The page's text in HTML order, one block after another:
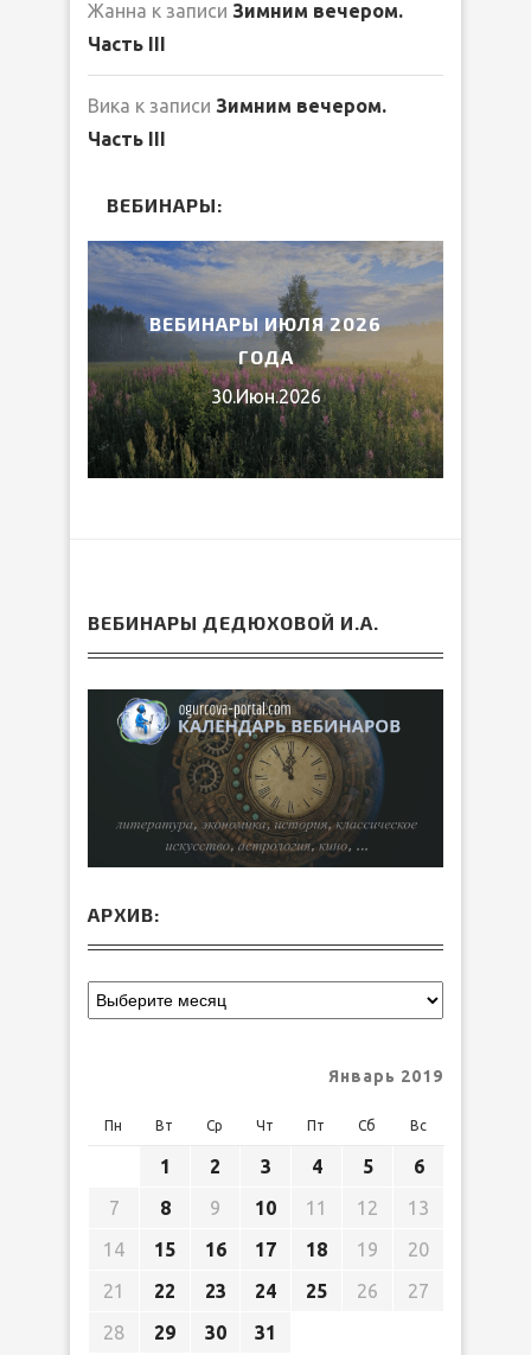
Жанна к записи Зимним вечером.
Часть III
Вика к записи Зимним вечером.
Часть III
ВЕБИНАРЫ:
ВЕБИНАРЫ ИЮЛЯ 2026
ГОДА
30.Июн.2026
ВЕБИНАРЫ ДЕДЮХОВОЙ И.А.
АРХИВ:
Январь 2019
Пн Вт Ср Чт Пт Сб Вс
1 2 3 4 5
6
7
8 9 10 11 12
13
14
15 16 17 18 19
20
21
22 23 24 25 26
27
28
29 30 31